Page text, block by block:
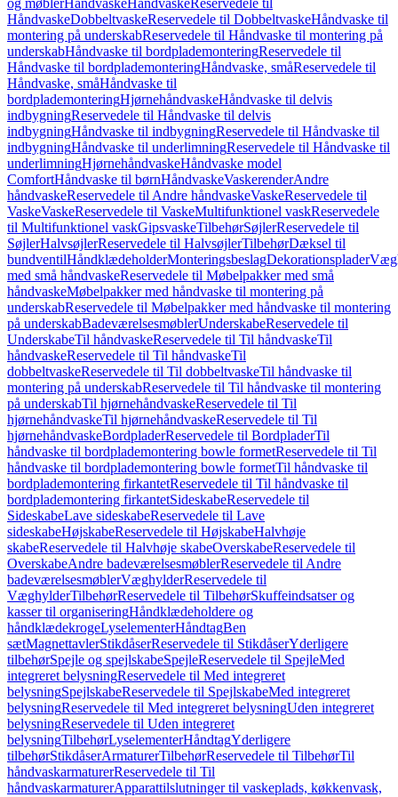
og møblerHåndvaskeHåndvaskeReservedele til
HåndvaskeDobbeltvaskeReservedele til DobbeltvaskeHåndvaske til
montering på underskabReservedele til Håndvaske til montering på
underskabHåndvaske til bordplademonteringReservedele til
Håndvaske til bordplademonteringHåndvaske, småReservedele til
Håndvaske, småHåndvaske til
bordplademonteringHjørnehåndvaskeHåndvaske til delvis
indbygningReservedele til Håndvaske til delvis
indbygningHåndvaske til indbygningReservedele til Håndvaske til
indbygningHåndvaske til underlimningReservedele til Håndvaske til
underlimningHjørnehåndvaskeHåndvaske model
ComfortHåndvaske til børnHåndvaskeVaskerenderAndre
håndvaskeReservedele til Andre håndvaskeVaskeReservedele til
VaskeVaskeReservedele til VaskeMultifunktionel vaskReservedele
til Multifunktionel vaskGipsvaskeTilbehørSøjlerReservedele til
SøjlerHalvsøjlerReservedele til HalvsøjlerTilbehørDæksel til
bundventilHåndklædeholderMonteringsbeslagDekorationsplader
med små håndvaskeReservedele til Møbelpakker med små
håndvaskeMøbelpakker med håndvaske til montering på
underskabReservedele til Møbelpakker med håndvaske til montering
på underskabBadeværelsesmøblerUnderskabeReservedele til
UnderskabeTil håndvaskeReservedele til Til håndvaskeTil
håndvaskeReservedele til Til håndvaskeTil
dobbeltvaskeReservedele til Til dobbeltvaskeTil håndvaske til
montering på underskabReservedele til Til håndvaske til montering
på underskabTil hjørnehåndvaskeReservedele til Til
hjørnehåndvaskeTil hjørnehåndvaskeReservedele til Til
hjørnehåndvaskeBordpladerReservedele til BordpladerTil
håndvaske til bordplademontering bowle formetReservedele til Til
håndvaske til bordplademontering bowle formetTil håndvaske til
bordplademontering firkantetReservedele til Til håndvaske til
bordplademontering firkantetSideskabeReservedele til
SideskabeLave sideskabeReservedele til Lave
sideskabeHøjskabeReservedele til HøjskabeHalvhøje
skabeReservedele til Halvhøje skabeOverskabeReservedele til
OverskabeAndre badeværelsesmøblerReservedele til Andre
badeværelsesmøblerVæghylderReservedele til
VæghylderTilbehørReservedele til TilbehørSkuffeindsatser og
kasser til organiseringHåndklædeholdere og
håndklædekrogeLyselementerHåndtagBen
sætMagnettavlerStikdåserReservedele til StikdåserYderligere
tilbehørSpejle og spejlskabeSpejleReservedele til SpejleMed
integreret belysningReservedele til Med integreret
belysningSpejlskabeReservedele til SpejlskabeMed integreret
belysningReservedele til Med integreret belysningUden integreret
belysningReservedele til Uden integreret
belysningTilbehørLyselementerHåndtagYderligere
tilbehørStikdåserArmaturerTilbehørReservedele til TilbehørTil
håndvaskarmaturerReservedele til Til
håndvaskarmaturerApparattilslutninger til vaskeplads, køkkenvask,